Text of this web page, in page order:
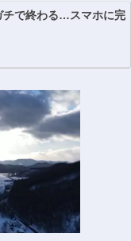
チで終わる…スマホに完